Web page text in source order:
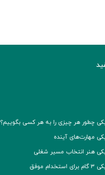
چطور هر چیزی را به هر کسی بگوییم؟
مهارت‌های آینده
هنر انتخاب مسیر شغلی
موفق